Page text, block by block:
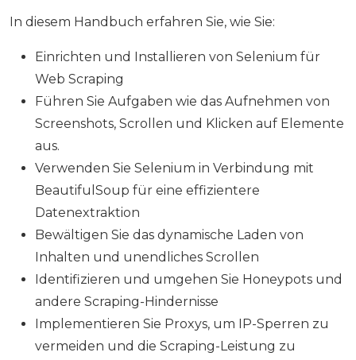
In diesem Handbuch erfahren Sie, wie Sie:
Einrichten und Installieren von Selenium für
Web Scraping
Führen Sie Aufgaben wie das Aufnehmen von
Screenshots, Scrollen und Klicken auf Elemente
aus.
Verwenden Sie Selenium in Verbindung mit
BeautifulSoup für eine effizientere
Datenextraktion
Bewältigen Sie das dynamische Laden von
Inhalten und unendliches Scrollen
Identifizieren und umgehen Sie Honeypots und
andere Scraping-Hindernisse
Implementieren Sie Proxys, um IP-Sperren zu
vermeiden und die Scraping-Leistung zu